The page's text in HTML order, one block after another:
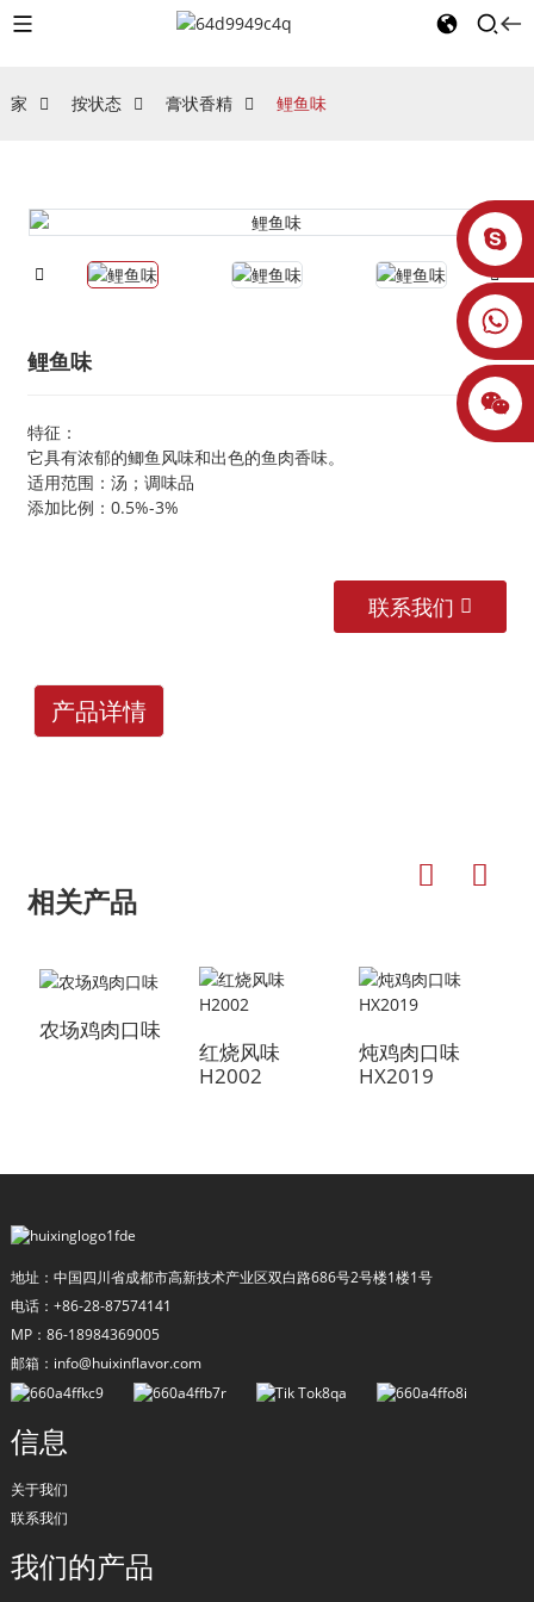
家 按状态 膏状香精 鲤鱼味
鲤鱼味
特征：
它具有浓郁的鲫鱼风味和出色的鱼肉香味。
适用范围：汤；调味品
添加比例：0.5%-3%
联系我们
产品详情
相关产品
农场鸡肉口味
红烧风味
H2002
炖鸡肉口味
HX2019
地址：中国四川省成都市高新技术产业区双白路686号2号楼1楼1号
电话：+86-28-87574141
MP：86-18984369005
邮箱：info@huixinflavor.com
信息
关于我们
联系我们
我们的产品